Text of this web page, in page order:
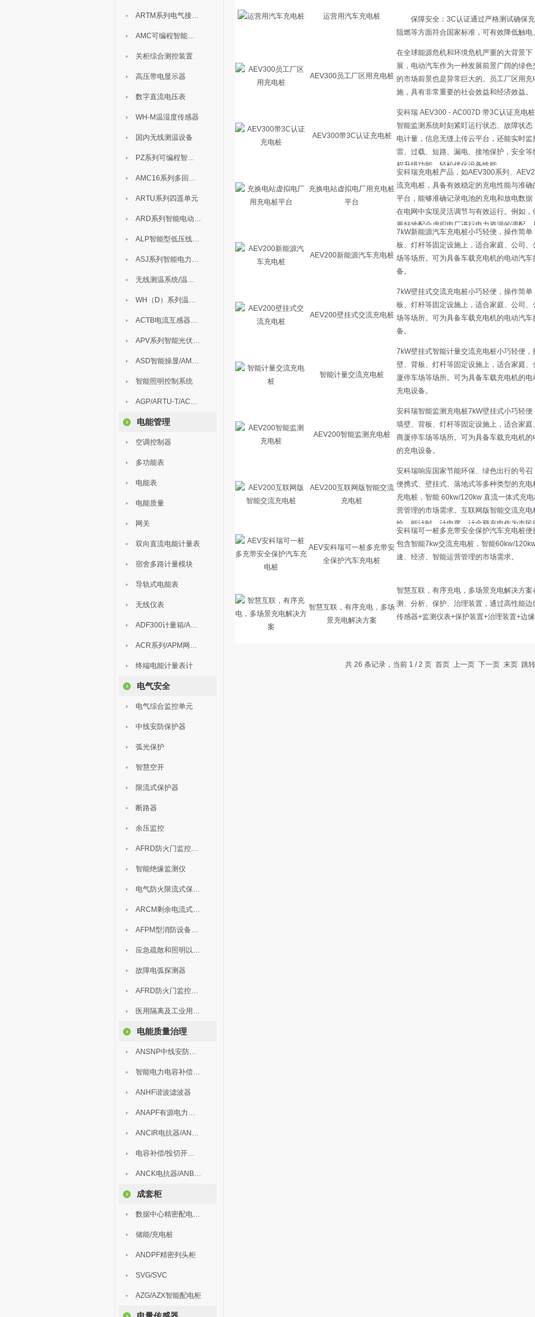
ARTM系列电气接点测温装置
AMC可编程智能电测表
关柜综合测控装置
高压带电显示器
数字直流电压表
WH-M温湿度传感器
国内无线测温设备
PZ系列可编程智能表
AMC16系列多回路监控装置
ARTU系列四遥单元
ARD系列智能电动机保护器
ALP智能型低压线路保护装置
ASJ系列智能电力继电器
无线测温系统/温度巡检
WH（D）系列温湿度控制器
ACTB电流互感器过电压保护器
APV系列智能光伏汇流箱
ASD智能操显/AM中压保护
智能照明控制系统
AGP/ARTU-T/ACM/ADDC
电能管理
空调控制器
多功能表
电能表
电能质量
网关
双向直流电能计量表
宿舍多路计量模块
导轨式电能表
无线仪表
ADF300计量箱/AEW无线计量
ACR系列/APM网络电力仪表
终端电能计量表计
电气安全
电气综合监控单元
中线安防保护器
弧光保护
智慧空开
限流式保护器
断路器
余压监控
AFRD防火门监控模块
智能绝缘监测仪
电气防火限流式保护器
ARCM剩余电流式电气火灾监控装置
AFPM型消防设备电源监控系统
应急疏散和照明以及灯具
故障电弧探测器
AFRD防火门监控系统
医用隔离及工业用电绝缘检测
电能质量治理
ANSNP中线安防保护器
智能电力电容补偿装置
ANHF谐波滤波器
ANAPF有源电力滤波器
ANCIR电抗器/ANHPD300谐波保护器
电容补偿/投切开关/ARC
ANCK电抗器/ANBSMJ自愈式低压并联电容器
成套柜
数据中心精密配电监控装置
储能/充电桩
ANDPF精密列头柜
SVG/SVC
AZG/AZX智能配电柜
运营用汽车充电桩
AEV300员工厂区用充电桩
AEV300带3C认证充电桩
充换电站虚拟电厂用充电桩
平台
AEV200新能源汽车充电桩
AEV200壁挂式交流充电桩
智能计量交流充电桩
AEV200智能监测充电桩
AEV200互联网版智能交流
充电桩
AEV安科瑞可一桩多充带安
全保护汽车充电桩
智慧互联，有序充电，多场
景充电解决方案
共 26 条记录，当前 1 / 2 页 首页 上一页 下一页 末页 跳